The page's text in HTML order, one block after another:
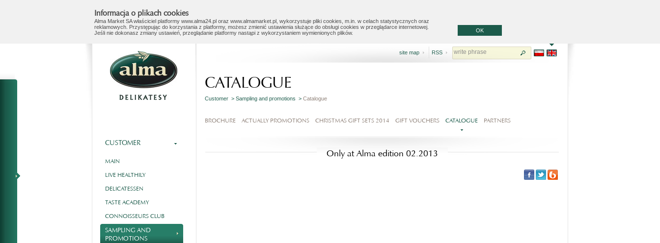
Informacja o plikach cookies
Alma Market SA właściciel platformy www.alma24.pl oraz www.almamarket.pl, wykorzystuje pliki cookies, m.in. w celach statystycznych oraz
reklamowych. Przystępując do korzystania z platformy, możesz zmienić ustawienia służące do obsługi cookies w przeglądarce internetowej.
Jeśli nie dokonasz zmiany ustawień, przeglądanie platformy nastąpi z wykorzystaniem wymienionych plików.
OK
CUSTOMER
MAIN
LIVE HEALTHILY
DELICATESSEN
TASTE ACADEMY
CONNOISSEURS CLUB
SAMPLING AND
PROMOTIONS
site map RSS
CATALOGUE
Customer >Sampling and promotions >Catalogue
BROCHURE ACTUALLY PROMOTIONS CHRISTMAS GIFT SETS 2014 GIFT VOUCHERS CATALOGUE PARTNERS
Only at Alma edition 02.2013